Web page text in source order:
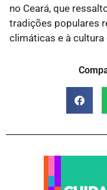
no Ceará, que
tradições populares
climáticas e à cultura